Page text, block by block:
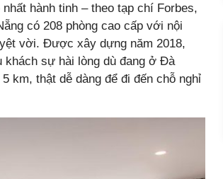
hành tinh – theo tạp chí Forbes,
có 208 phòng cao cấp với nội
vời. Được xây dựng năm 2018,
khách sự hài lòng dù đang ở Đà
km, thật dễ dàng để đi đến chỗ nghỉ